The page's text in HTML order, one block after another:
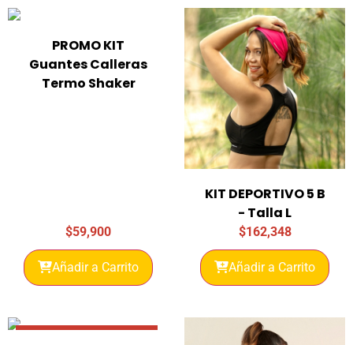
PROMO KIT
Guantes Calleras
Termo Shaker
$59,900
Añadir a Carrito
KIT DEPORTIVO 5 B
- Talla L
$162,348
Añadir a Carrito